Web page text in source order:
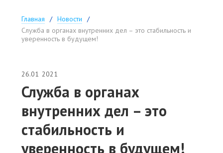
Главная
Новости
Служба в органах внутренних дел – это стабильность и
уверенность в будущем!
26.01 2021
Служба в органах
внутренних дел – это
стабильность и
уверенность в будущем!